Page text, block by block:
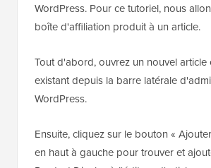
WordPress. Pour ce tutoriel, nous
boîte d'affiliation produit à un article.
Tout d'abord, ouvrez un nouvel article
existant depuis la barre latérale
WordPress.
Ensuite, cliquez sur le bouton «
en haut à gauche pour trouver et